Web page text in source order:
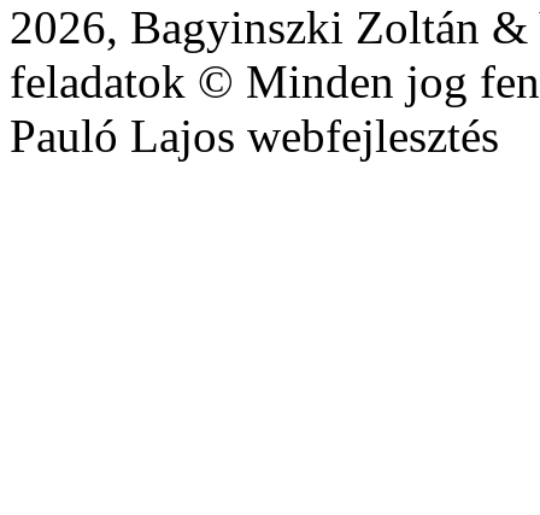
2026, Bagyinszki Zoltán
feladatok © Minden jog
Pauló Lajos webfejlesztés